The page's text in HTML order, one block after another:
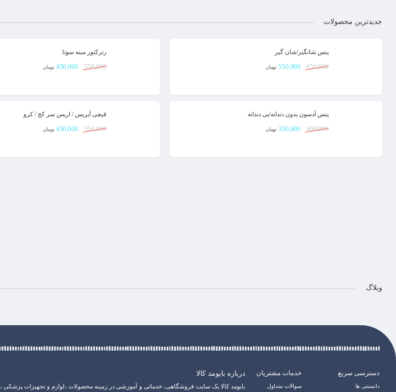
جدیدترین محصولات
پنس شانگیر/شان گیر
650,000
550,000 تومان
رترکتور مینه‌ سوتا
550,000
450,000 تومان
پنس آدسون بدون دندانه/بی دندانه
400,000
350,000 تومان
قیچی آیریس / اریس سر کج / کرو
550,000
450,000 تومان
وبلاگ
دسترسی سریع
دانستنی ها
خدمات مشتریان
سوالات متداول
درباره بایومد کالا
بایومد کالا یک سایت فروشگاهی، خدماتی و آموزشی در زمینه محصولات ،لوازم و تجهیزات پزشکی ،